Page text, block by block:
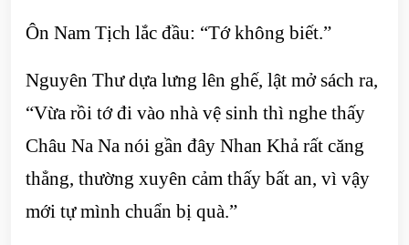
Ôn Nam Tịch lắc đầu: “Tớ không biết.”
Nguyên Thư dựa lưng lên ghế, lật mở sách ra,
“Vừa rồi tớ đi vào nhà vệ sinh thì nghe thấy
Châu Na Na nói gần đây Nhan Khả rất căng
thẳng, thường xuyên cảm thấy bất an, vì vậy
mới tự mình chuẩn bị quà.”